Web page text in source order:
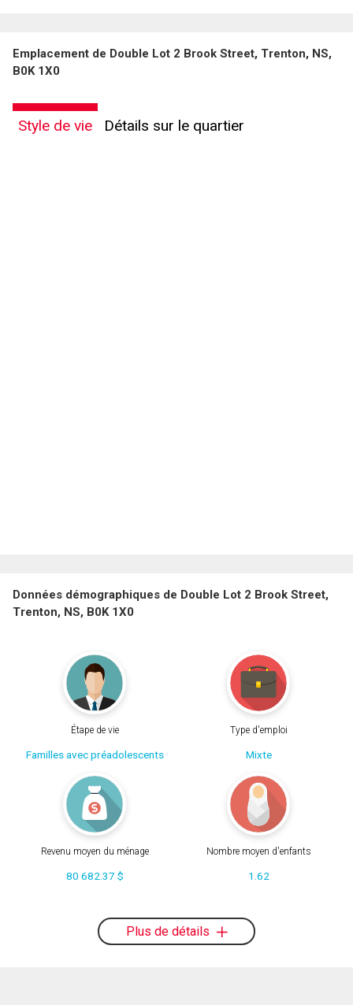
Emplacement de Double Lot 2 Brook Street, Trenton, NS,
B0K 1X0
Style de vie Détails sur le quartier
Données démographiques de Double Lot 2 Brook Street,
Trenton, NS, B0K 1X0
Étape de vie
Familles avec préadolescents
Type d'emploi
Mixte
Revenu moyen du ménage
80 682.37 $
Nombre moyen d'enfants
1.62
Plus de détails